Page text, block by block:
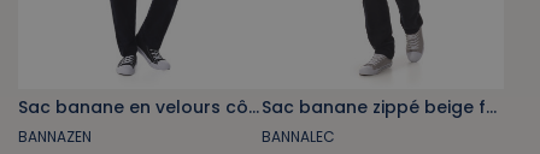
Sac banane en velours côtelé vert foncé
BANNAZEN
Sac banane zippé beige foncé
BANNALEC